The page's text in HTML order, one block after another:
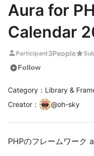
Aura for
Calendar
person Participant3Peoplestar
add_circleFollow
Category：Library &
Creator ： @oh-sky
PHPのフレームワーク